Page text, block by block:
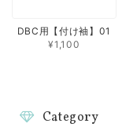
DBC用【付け袖】01
¥1,100
Category